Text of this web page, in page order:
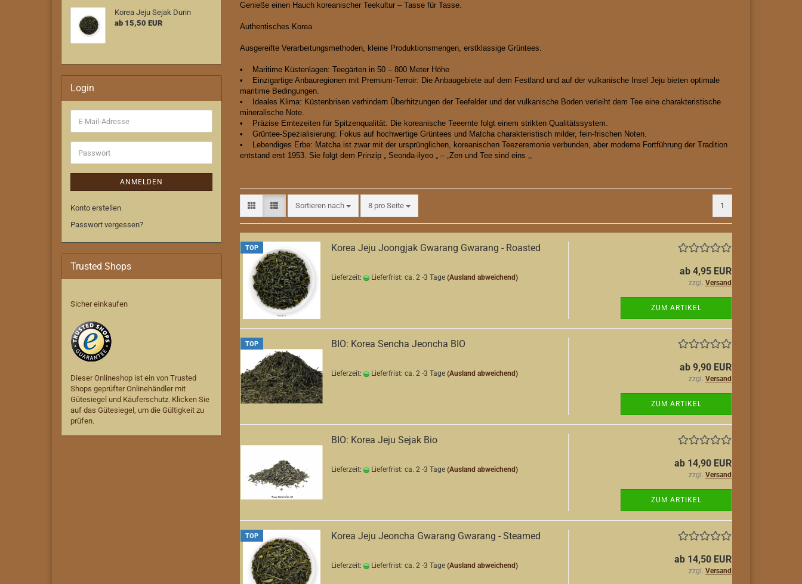
Genieße einen Hauch koreanischer Teekultur – Tasse für Tasse.
Authentisches Korea
Ausgereifte Verarbeitungsmethoden, kleine Produktionsmengen, erstklassige Grüntees.
• Maritime Küstenlagen: Teegärten in 50 – 800 Meter Höhe
• Einzigartige Anbauregionen mit Premium-Terroir: Die Anbaugebiete auf dem Festland und auf der vulkanische Insel Jeju bieten optimale
maritime Bedingungen.
• Ideales Klima: Küstenbrisen verhindern Überhitzungen der Teefelder und der vulkanische Boden verleiht dem Tee eine charakteristische
mineralische Note.
• Präzise Erntezeiten für Spitzenqualität: Die koreanische Teeernte folgt einem strikten Qualitätssystem.
• Grüntee-Spezialisierung: Fokus auf hochwertige Grüntees und Matcha charakteristisch milder, fein-frischen Noten.
• Lebendiges Erbe: Matcha ist zwar mit der ursprünglichen, koreanischen Teezeremonie verbunden, aber moderne Fortführung der Tradition
entstand erst 1953. Sie folgt dem Prinzip „ Seonda-ilyeo „ – „Zen und Tee sind eins „.
Sortieren nach
Sortieren nach 8 pro Seite
pro Seite 1
TOP Korea Jeju Joongjak Gwarang Gwarang - Roasted
Lieferzeit: Lieferfrist: ca. 2 -3 Tage (Ausland abweichend)
ab 4,95 EUR
zzgl. Versand
ZUM ARTIKEL
TOP BIO: Korea Sencha Jeoncha BIO
Lieferzeit: Lieferfrist: ca. 2 -3 Tage (Ausland abweichend)
ab 9,90 EUR
zzgl. Versand
ZUM ARTIKEL
BIO: Korea Jeju Sejak Bio
Lieferzeit: Lieferfrist: ca. 2 -3 Tage (Ausland abweichend)
ab 14,90 EUR
zzgl. Versand
ZUM ARTIKEL
TOP Korea Jeju Jeoncha Gwarang Gwarang - Steamed
Lieferzeit: Lieferfrist: ca. 2 -3 Tage (Ausland abweichend)
ab 14,50 EUR
zzgl. Versand
Korea Jeju Sejak Durin
ab 15,50 EUR
Login
E-
Mail-
Adresse
Passwort
ANMELDEN
Konto erstellen
Passwort vergessen?
Trusted Shops
Sicher einkaufen
Dieser Onlineshop ist ein von Trusted
Shops geprüfter Onlinehändler mit
Gütesiegel und Käuferschutz. Klicken Sie
auf das Gütesiegel, um die Gültigkeit zu
prüfen.